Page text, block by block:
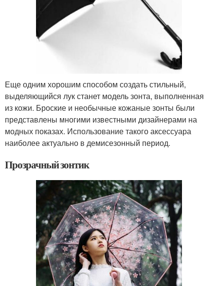
Еще одним хорошим способом создать стильный,
выделяющийся лук станет модель зонта, выполненная
из кожи. Броские и необычные кожаные зонты были
представлены многими известными дизайнерами на
модных показах. Использование такого аксессуара
наиболее актуально в демисезонный период.
Прозрачный зонтик